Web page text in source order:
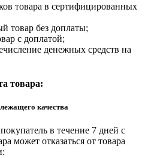
товара в сертифицированных
товар без доплаты;
с доплатой;
денежных средств на
товара:
качества
в течение 7 дней с
может отказаться от товара